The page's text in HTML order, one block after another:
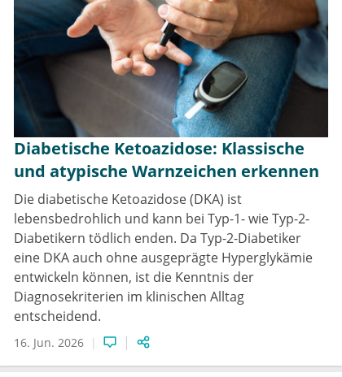
Diabetische Ketoazidose: Klassische
und atypische Warnzeichen erkennen
Die diabetische Ketoazidose (DKA) ist
lebensbedrohlich und kann bei Typ-1- wie Typ-2-
Diabetikern tödlich enden. Da Typ-2-Diabetiker
eine DKA auch ohne ausgeprägte Hyperglykämie
entwickeln können, ist die Kenntnis der
Diagnosekriterien im klinischen Alltag
entscheidend.
16. Jun. 2026